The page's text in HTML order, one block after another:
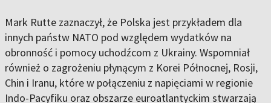
Mark Rutte zaznaczył, że Polska jest przykładem dla
innych państw NATO pod względem wydatków na
obronność i pomocy uchodźcom z Ukrainy. Wspomniał
również o zagrożeniu płynącym z Korei Północnej, Rosji,
Chin i Iranu, które w połączeniu z napięciami w regionie
Indo-Pacyfiku oraz obszarze euroatlantyckim stwarzają